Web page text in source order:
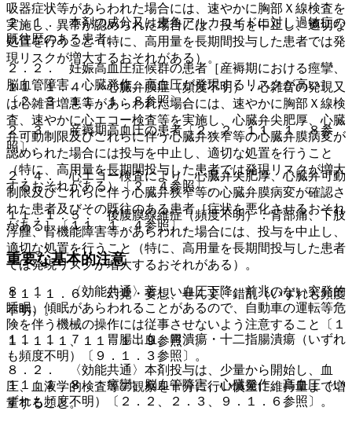
２．１． 本剤の成分又は麦角アルカロイドに対し過敏症の
既往歴のある患者。
２．２． 妊娠高血圧症候群の患者［産褥期における痙攣、
脳血管障害、心臓発作、高血圧が発現するリスクが高い］
〔２．３、１１．１．８参照〕。
２．３． 産褥期高血圧の患者〔２．２、１１．１．８参
照〕。
２．４． 心エコー検査により、心臓弁尖肥厚、心臓弁可動
制限及びこれらに伴う心臓弁狭窄等の心臓弁膜病変が確認さ
れた患者及びその既往のある患者［症状を悪化させるおそれ
がある］〔１１．１．４参照〕。
重要な基本的注意
８．１． 〈効能共通〉著しい血圧下降、前兆のない突発的
睡眠、傾眠があらわれることがあるので、自動車の運転等危
険を伴う機械の操作には従事させないよう注意すること〔１
１．１．１、１１．１．９参照〕。
８．２． 〈効能共通〉本剤投与は、少量から開始し、血
圧、血液学的検査等の観察を十分に行い慎重に維持量まで増
量すること。
吸器症状等があらわれた場合には、速やかに胸部Ｘ線検査を
実施し、異常が認められた場合には、投与を中止し、適切な
処置を行うこと（特に、高用量を長期間投与した患者では発
現リスクが増大するおそれがある）。
１１．１．４． 心臓弁膜症（頻度不明）：心雑音の発現又
は心雑音増悪等があらわれた場合には、速やかに胸部Ｘ線検
査、速やかに心エコー検査等を実施し、心臓弁尖肥厚、心臓
弁可動制限及びこれらに伴う心臓弁狭窄等の心臓弁膜病変が
認められた場合には投与を中止し、適切な処置を行うこと
（特に、高用量を長期間投与した患者では発現リスクが増大
するおそれがある）〔２．４参照〕。
１１．１．５． 後腹膜線維症（頻度不明）：背部痛、下肢
浮腫、腎機能障害等があらわれた場合には、投与を中止し、
適切な処置を行うこと（特に、高用量を長期間投与した患者
では発現リスクが増大するおそれがある）。
１１．１．６． 幻覚・妄想、せん妄、錯乱（いずれも頻度
不明）。
１１．１．７． 胃腸出血、胃潰瘍・十二指腸潰瘍（いずれ
も頻度不明）〔９．１．３参照〕。
１１．１．８． 痙攣、脳血管障害、心臓発作、高血圧（い
ずれも頻度不明）〔２．２、２．３、９．１．６参照〕。